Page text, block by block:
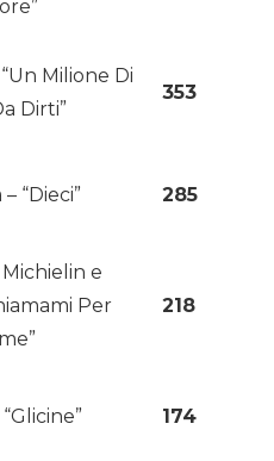
Milione Di
Dirti”
353
“Dieci” 285
e
Per
218
174